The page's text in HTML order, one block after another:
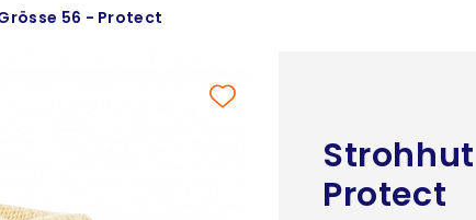
56 - Protect
Protect